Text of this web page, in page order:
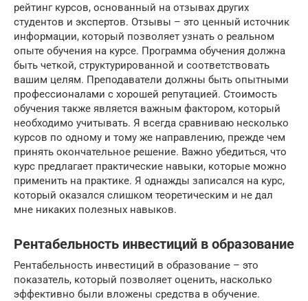
рейтинг курсов, основанный на отзывах других
студентов и экспертов. Отзывы – это ценный источник
информации, который позволяет узнать о реальном
опыте обучения на курсе. Программа обучения должна
быть четкой, структурированной и соответствовать
вашим целям. Преподаватели должны быть опытными
профессионалами с хорошей репутацией. Стоимость
обучения также является важным фактором, который
необходимо учитывать. Я всегда сравниваю несколько
курсов по одному и тому же направлению, прежде чем
принять окончательное решение. Важно убедиться, что
курс предлагает практические навыки, которые можно
применить на практике. Я однажды записался на курс,
который оказался слишком теоретическим и не дал
мне никаких полезных навыков.
Рентабельность инвестиций в образование
Рентабельность инвестиций в образование – это
показатель, который позволяет оценить, насколько
эффективно были вложены средства в обучение.